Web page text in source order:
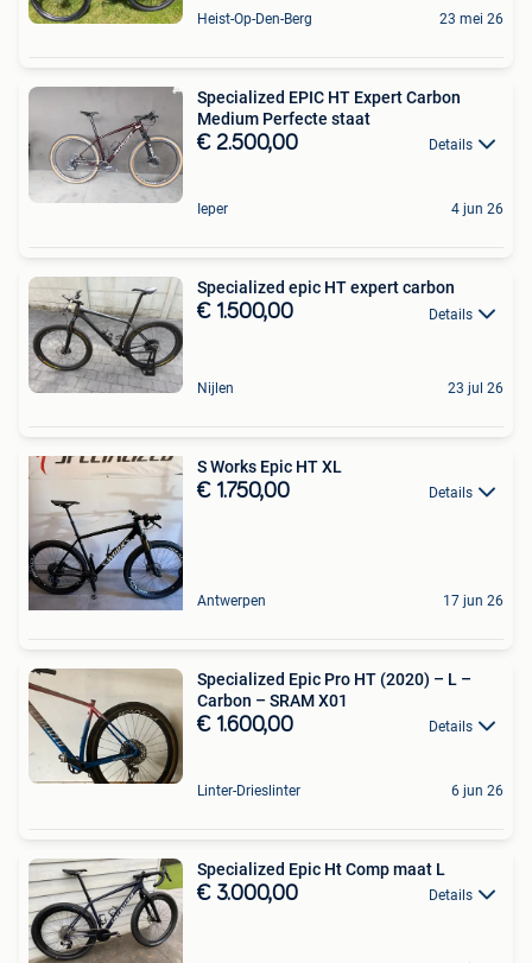
Heist-Op-Den-Berg 23 mei 26
Specialized EPIC HT Expert Carbon
Medium Perfecte staat
€ 2.500,00 Details
Ieper 4 jun 26
Specialized epic HT expert carbon
€ 1.500,00 Details
Nijlen 23 jul 26
S Works Epic HT XL
€ 1.750,00 Details
Antwerpen 17 jun 26
Specialized Epic Pro HT (2020) – L –
Carbon – SRAM X01
€ 1.600,00 Details
Linter-Drieslinter 6 jun 26
Specialized Epic Ht Comp maat L
€ 3.000,00 Details